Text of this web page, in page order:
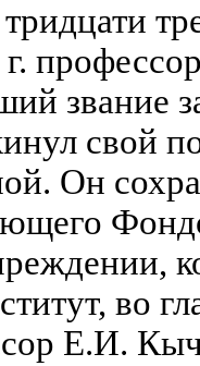
г.
звание
свой
Он
во
Е.И.